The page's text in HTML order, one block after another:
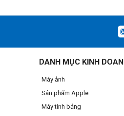
DANH MỤC KINH
Máy ảnh
Sản phẩm Apple
Máy tính bảng